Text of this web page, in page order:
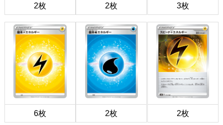
2枚 2枚 3枚
6枚 2枚 2枚